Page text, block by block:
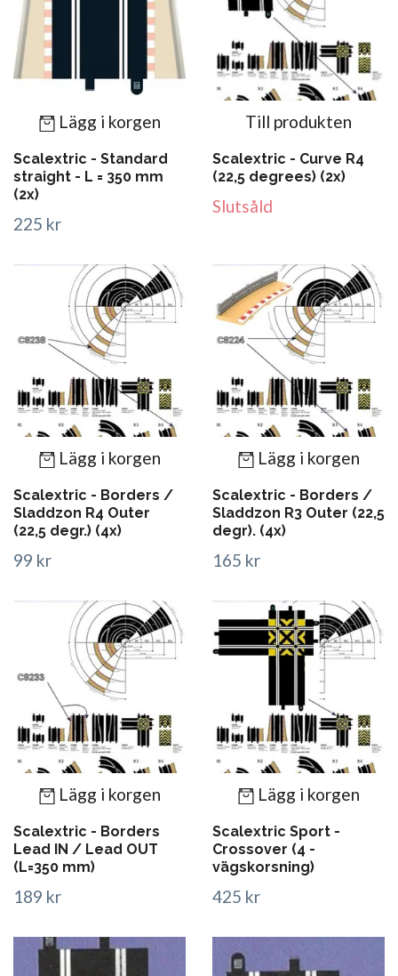
Lägg i korgen
Scalextric - Standard
straight - L = 350 mm
(2x)
225 kr
Till produkten
Scalextric - Curve R4
(22,5 degrees) (2x)
Slutsåld
Lägg i korgen
Scalextric - Borders /
Sladdzon R4 Outer
(22,5 degr.) (4x)
99 kr
Lägg i korgen
Scalextric - Borders /
Sladdzon R3 Outer (22,5
degr). (4x)
165 kr
Lägg i korgen
Scalextric - Borders
Lead IN / Lead OUT
(L=350 mm)
189 kr
Lägg i korgen
Scalextric Sport -
Crossover (4 -
vägskorsning)
425 kr